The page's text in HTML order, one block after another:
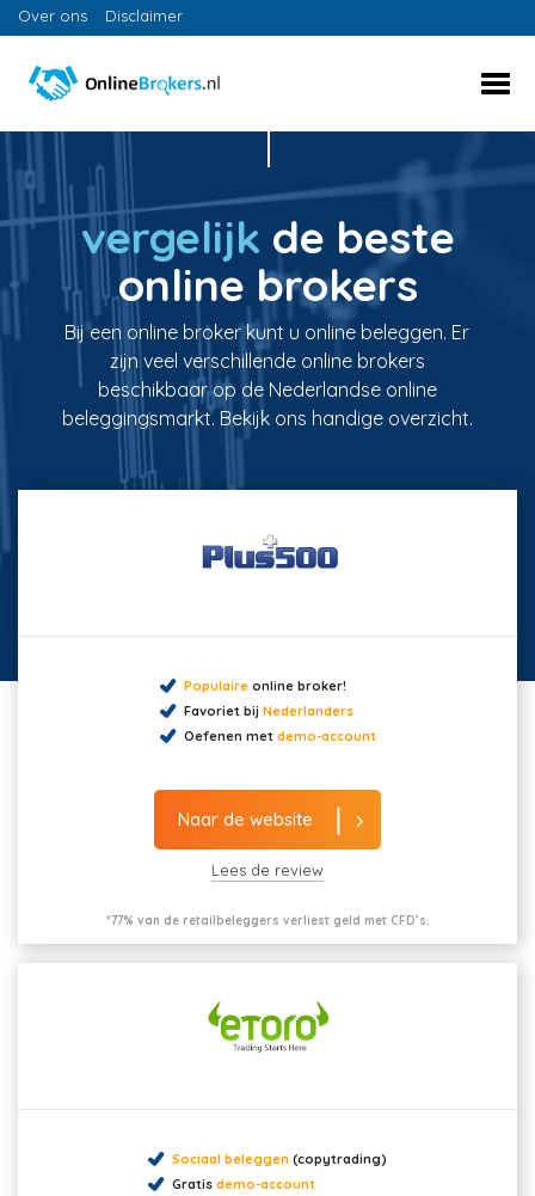
Over ons Disclaimer
vergelijk de beste
online brokers
Bij een online broker kunt u online beleggen. Er
zijn veel verschillende online brokers
beschikbaar op de Nederlandse online
beleggingsmarkt. Bekijk ons handige overzicht.
Populaireonline broker!
Favoriet bij Nederlanders
Oefenen met demo-account
Naar de website
Lees de review
*77% van de retailbeleggers verliest geld met CFD’s.
Sociaal beleggen (copytrading)
Gratis demo-account